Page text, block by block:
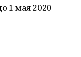
1 мая 2020